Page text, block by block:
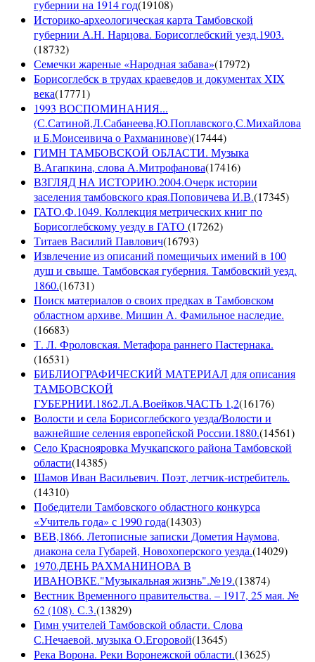
губернии на 1914 год(19108)
Историко-археологическая карта Тамбовской
губернии А.Н. Нарцова. Борисоглебский уезд.1903.
(18732)
Семечки жареные «Народная забава»(17972)
Борисоглебск в трудах краеведов и документах XIX
века(17771)
1993 ВОСПОМИНАНИЯ...
(С.Сатиной,Л.Сабанеева,Ю.Поплавского,С.Михайлова
и Б.Моисеивича о Рахманинове)(17444)
ГИМН ТАМБОВСКОЙ ОБЛАСТИ. Музыка
В.Агапкина, слова А.Митрофанова(17416)
ВЗГЛЯД НА ИСТОРИЮ.2004.Очерк истории
заселения тамбовского края.Поповичева И.В.(17345)
ГАТО.Ф.1049. Коллекция метрических книг по
Борисоглебскому уезду в ГАТО (17262)
Титаев Василий Павлович(16793)
Извлечение из описаний помещичьих имений в 100
душ и свыше. Тамбовская губерния. Тамбовский уезд.
1860.(16731)
Поиск материалов о своих предках в Тамбовском
областном архиве. Мишин А. Фамильное наследие.
(16683)
Т. Л. Фроловская. Метафора раннего Пастернака.
(16531)
БИБЛИОГРАФИЧЕСКИЙ МАТЕРИАЛ для описания
ТАМБОВСКОЙ
ГУБЕРНИИ.1862.Л.А.Воейков.ЧАСТЬ 1,2(16176)
Волости и села Борисоглебского уезда/Волости и
важнейшие селения европейской России.1880.(14561)
Село Краснояровка Мучкапского района Тамбовской
области(14385)
Шамов Иван Васильевич. Поэт, летчик-истребитель.
(14310)
Победители Тамбовского областного конкурса
«Учитель года» с 1990 года(14303)
ВЕВ,1866. Летописные записки Дометия Наумова,
диакона села Губарей, Новохоперского уезда.(14029)
1970.ДЕНЬ РАХМАНИНОВА В
ИВАНОВКЕ."Музыкальная жизнь".№19.(13874)
Вестник Временного правительства. – 1917, 25 мая. №
62 (108). С.3.(13829)
Гимн учителей Тамбовской области. Слова
С.Нечаевой, музыка О.Егоровой(13645)
Река Ворона. Реки Воронежской области.(13625)